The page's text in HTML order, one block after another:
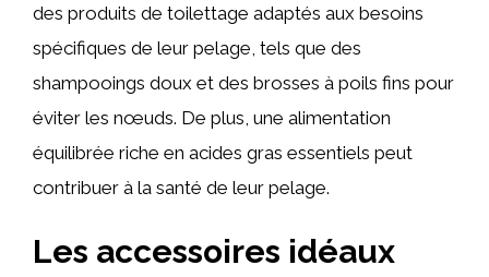
des produits de toilettage adaptés aux besoins
spécifiques de leur pelage, tels que des
shampooings doux et des brosses à poils fins pour
éviter les nœuds. De plus, une alimentation
équilibrée riche en acides gras essentiels peut
contribuer à la santé de leur pelage.
Les accessoires idéaux